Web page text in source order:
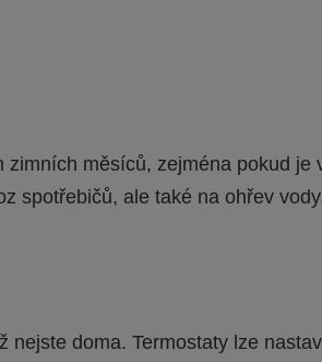
měsíců, zejména pokud je
spotřebičů, ale také na ohřev
doma. Termostaty lze